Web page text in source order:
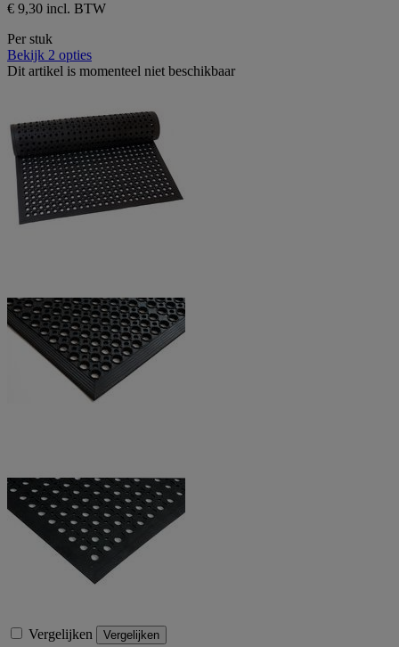
€ 9,30 incl. BTW
Per stuk
Bekijk 2 opties
Dit artikel is momenteel niet beschikbaar
Vergelijken Vergelijken